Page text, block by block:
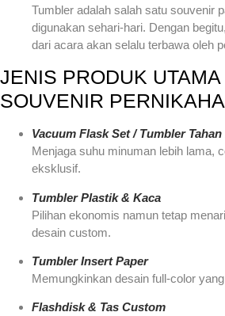
Tumbler adalah salah satu souvenir
digunakan sehari-hari. Dengan
dari acara akan selalu terbawa oleh
JENIS PRODUK
SOUVENIR
Vacuum Flask Set / Tumbler Tahan
Menjaga suhu minuman lebih lama,
eksklusif.
Tumbler Plastik & Kaca
Pilihan ekonomis namun tetap
desain custom.
Tumbler Insert Paper
Memungkinkan desain full-color
Flashdisk & Tas Custom